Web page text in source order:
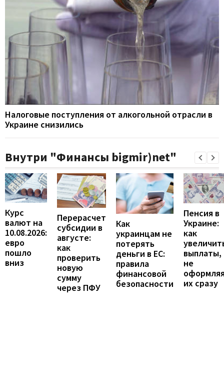
Налоговые поступления от алкогольной отрасли в
Украине снизились
Внутри "Финансы bigmir)net"
Курс
валют на
10.08.2026:
евро
пошло
вниз
Перерасчет
субсидии в
августе:
как
проверить
новую
сумму
через ПФУ
Как
украинцам не
потерять
деньги в ЕС:
правила
финансовой
безопасности
Пенсия в
Украине:
как
выплаты,
не
их сразу